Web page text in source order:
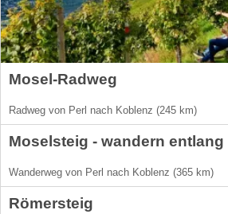
Mosel-Radweg
Radweg von Perl nach Koblenz (245 km)
Moselsteig - wandern entlang
Wanderweg von Perl nach Koblenz (365 km)
Römersteig